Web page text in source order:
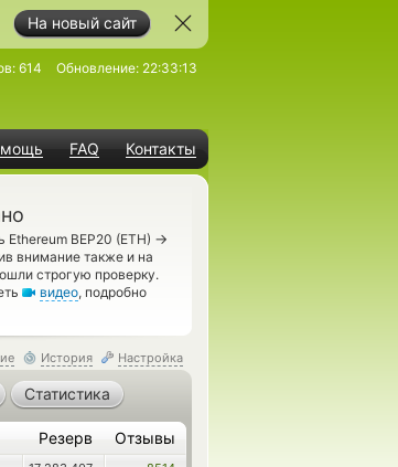
На новый сайт
FAQ Контакты
614 Обновление: 22:33:13
BEP20 (ETH) →
внимание также и на
строгую проверку.
видео, подробно
История Настройка
Статистика
Резерв Отзывы